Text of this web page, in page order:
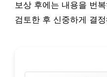
보상 후에는 내용을 번
검토한 후 신중하게 결